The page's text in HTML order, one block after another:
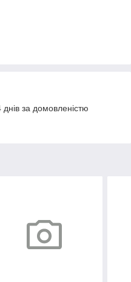
за домовленістю